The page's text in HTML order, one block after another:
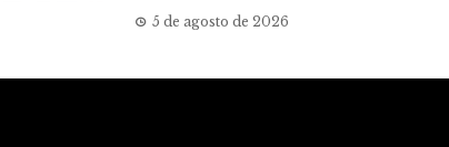
5 de agosto de 2026